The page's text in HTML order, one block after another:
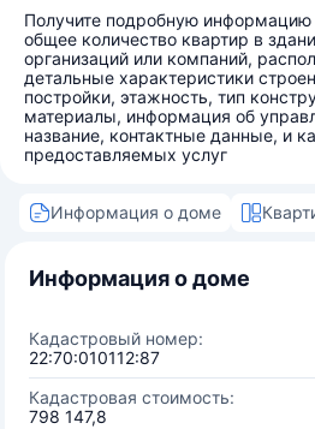
Получите подробную
общее количество квартир в
организаций или компаний,
детальные характеристики
постройки, этажность, тип
материалы, информация об
название, контактные данные, и
предоставляемых услуг
Информация о доме
Информация о доме
Кадастровый номер:
22:70:010112:87
Кадастровая стоимость:
798 147,8